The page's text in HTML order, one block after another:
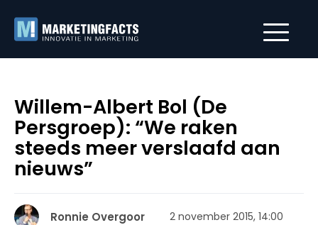
Willem-Albert Bol (De
Persgroep): “We raken
steeds meer verslaafd aan
nieuws”
Ronnie Overgoor 2 november 2015, 14:00